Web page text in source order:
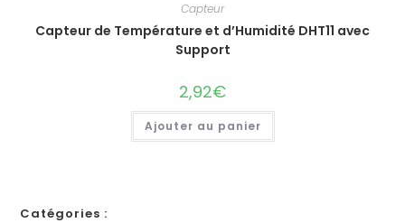
Capteur
Capteur de Température et d’Humidité DHT11 avec
Support
2,92€
Ajouter au panier
Catégories :